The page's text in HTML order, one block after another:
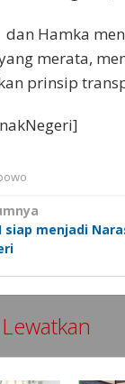
Hamka
merata,
prinsip
siap menjadi